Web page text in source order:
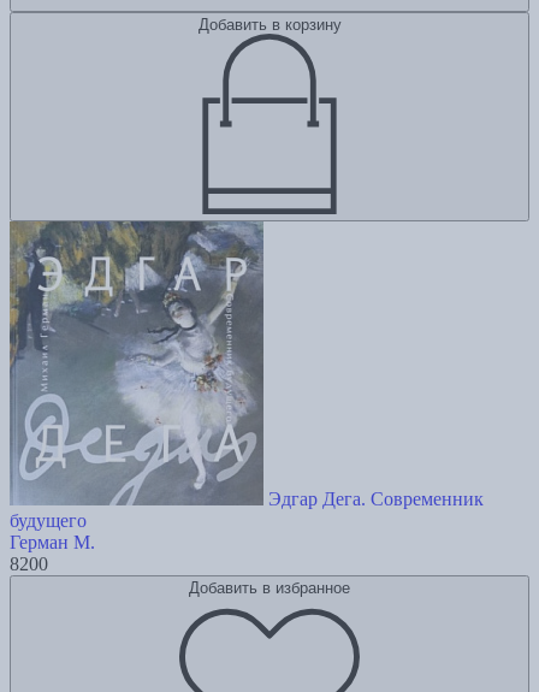
Добавить в корзину
Эдгар Дега. Современник
будущего
Герман М.
8200
Добавить в избранное